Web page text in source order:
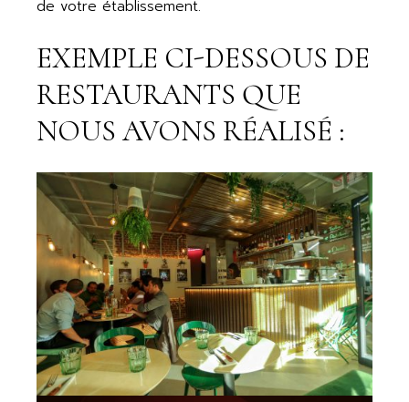
de votre établissement.
EXEMPLE CI-DESSOUS DE
RESTAURANTS QUE
NOUS AVONS RÉALISÉ :